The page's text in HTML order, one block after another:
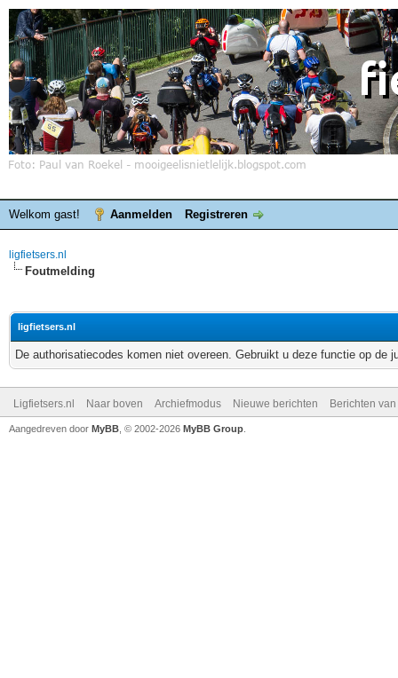
Welkom gast! Aanmelden Registreren
ligfietsers.nl
Foutmelding
ligfietsers.nl
De authorisatiecodes komen niet overeen. Gebruikt u deze functie op de
Ligfietsers.nl Naar boven Archiefmodus Nieuwe berichten Berichten
Aangedreven door MyBB , © 2002-2026 MyBB Group